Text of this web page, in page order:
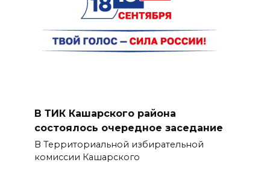
В ТИК Кашарского района
состоялось очередное заседание
В Территориальной избирательной
комиссии Кашарского